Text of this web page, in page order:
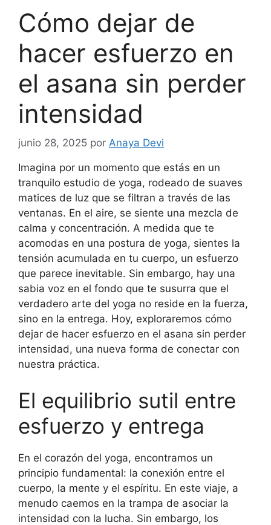
Cómo dejar de
hacer esfuerzo en
el asana sin perder
intensidad
junio 28, 2025 por Anaya Devi
Imagina por un momento que estás en un
tranquilo estudio de yoga, rodeado de suaves
matices de luz que se filtran a través de las
ventanas. En el aire, se siente una mezcla de
calma y concentración. A medida que te
acomodas en una postura de yoga, sientes la
tensión acumulada en tu cuerpo, un esfuerzo
que parece inevitable. Sin embargo, hay una
sabia voz en el fondo que te susurra que el
verdadero arte del yoga no reside en la fuerza,
sino en la entrega. Hoy, exploraremos cómo
dejar de hacer esfuerzo en el asana sin perder
intensidad, una nueva forma de conectar con
nuestra práctica.
El equilibrio sutil entre
esfuerzo y entrega
En el corazón del yoga, encontramos un
principio fundamental: la conexión entre el
cuerpo, la mente y el espíritu. En este viaje, a
menudo caemos en la trampa de asociar la
intensidad con la lucha. Sin embargo, los